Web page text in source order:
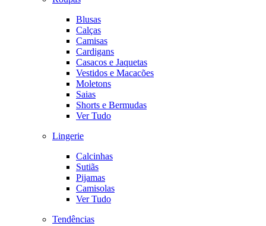
Blusas
Calças
Camisas
Cardigans
Casacos e Jaquetas
Vestidos e Macacões
Moletons
Saias
Shorts e Bermudas
Ver Tudo
Lingerie
Calcinhas
Sutiãs
Pijamas
Camisolas
Ver Tudo
Tendências